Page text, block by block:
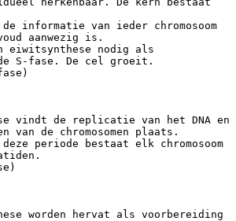
informatie van ieder chromosoom
aanwezig is.
eiwitsynthese nodig als
S-fase. De cel groeit.
vindt de replicatie van het DNA en
van de chromosomen plaats.
periode bestaat elk chromosoom
worden hervat als voorbereiding